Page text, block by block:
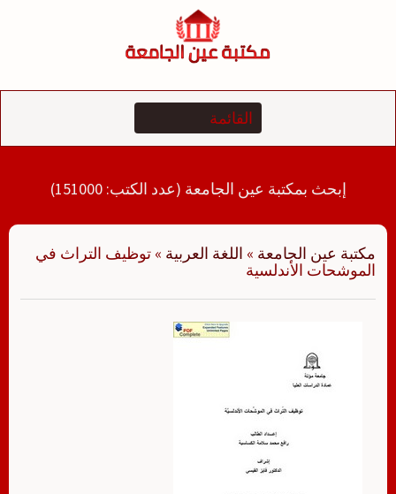
إبحث بمكتبة عين الجامعة (عدد الكتب: 151000)
مكتبة عين الجامعة » اللغة العربية » توظيف التراث في
الموشحات الأندلسية